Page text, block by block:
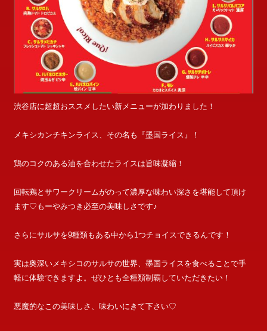
渋谷店に超超おススメしたい新メニューが加わりました！
メキシカンチキンライス、その名も『墨国ライス』！
鶏のコクのある油を合わせたライスは旨味凝縮！
回転鶏とサワークリームがのって濃厚な味わい深さを堪能して頂け
ます♡もーやみつき必至の美味しさです♪
さらにサルサを9種類もある中から1つチョイスできるんです！
実は奥深いメキシコのサルサの世界、墨国ライスを食べることで手
軽に体験できますよ。ぜひとも全種類制覇していただきたい！
悪魔的なこの美味しさ、味わいにきて下さい♡